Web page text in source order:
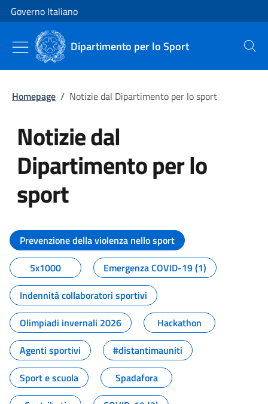
Vai al contenuto
Vai alla navigazione del sito
Governo Italiano
Dipartimento per lo Sport Cerca
Homepage / Notizie dal Dipartimento per lo sport
Notizie dal
Dipartimento per lo
sport
Tutti i contenuti della pagina
Prevenzione della violenza nello sport
5x1000
Emergenza COVID-19 (1)
Indennità collaboratori sportivi
Olimpiadi invernali 2026
Hackathon
Agenti sportivi
#distantimauniti
Sport e scuola
Spadafora